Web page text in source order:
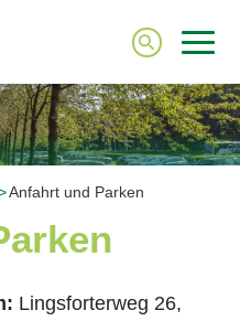
Anfahrt und Parken
Lingsforterweg 26,